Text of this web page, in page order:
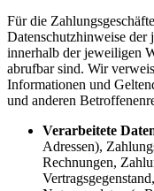
Für die
Datenschutzhinweise der
innerhalb der jeweiligen
abrufbar sind. Wir
Informationen und
und anderen
Verarbeitete
Adressen),
Rechnungen,